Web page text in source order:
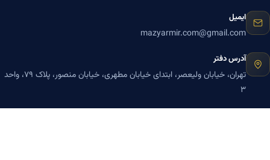
ایمیل
mazyarmir.com@gmail.com
آدرس دفتر
تهران، خیابان ولیعصر، ابتدای خیابان مطهری، خیابان منصور، پلاک ۷۹، واحد
۳